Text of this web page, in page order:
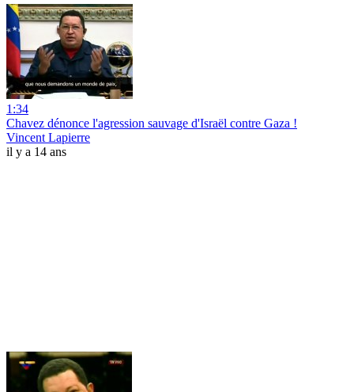
1:34
Chavez dénonce l'agression sauvage d'Israël contre Gaza !
Vincent Lapierre
il y a 14 ans